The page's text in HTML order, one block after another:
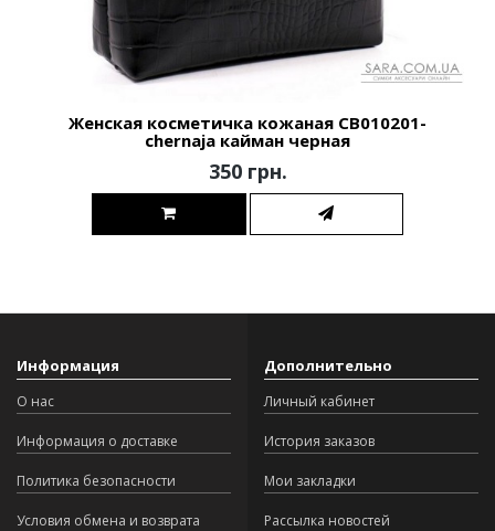
Женская косметичка кожаная CB010201-
chernaja кайман черная
350 грн.
Информация
О нас
Информация о доставке
Политика безопасности
Условия обмена и возврата
Дополнительно
Личный кабинет
История заказов
Мои закладки
Рассылка новостей